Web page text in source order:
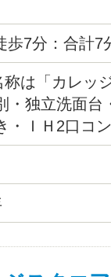
歩7分：合計7
は「カレッ
・独立洗面台
・ＩＨ2口コ
ション！ 駅
ン近くにはス